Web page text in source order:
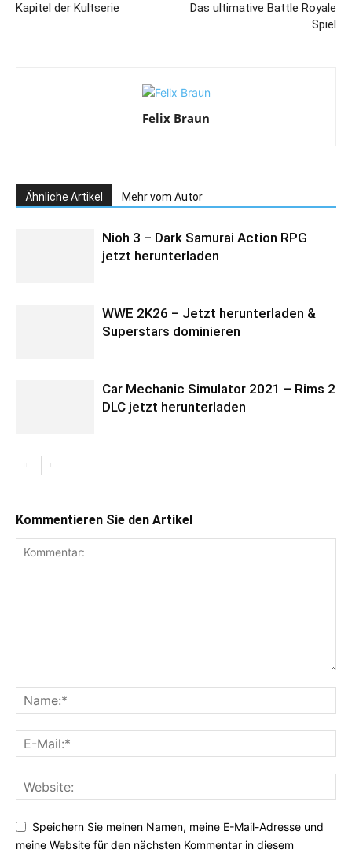
Kapitel der Kultserie
Das ultimative Battle Royale
Spiel
Felix Braun
Ähnliche Artikel Mehr vom Autor
Nioh 3 – Dark Samurai Action RPG
jetzt herunterladen
WWE 2K26 – Jetzt herunterladen &
Superstars dominieren
Car Mechanic Simulator 2021 – Rims 2
DLC jetzt herunterladen
Kommentieren Sie den Artikel
Speichern Sie meinen Namen, meine E-Mail-Adresse und
meine Website für den nächsten Kommentar in diesem